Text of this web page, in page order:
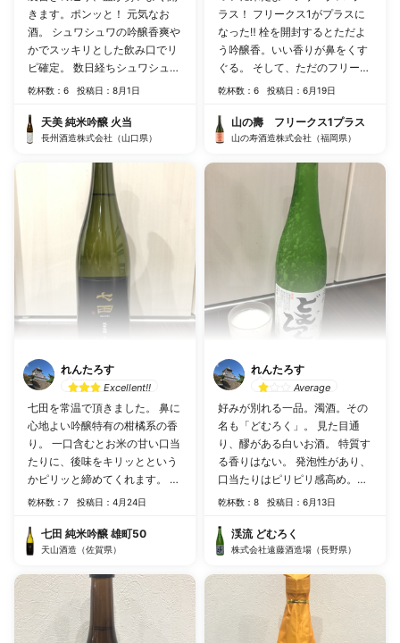
きます。ポンッと！ 元気なお
酒。 シュワシュワの吟醸香爽や
かでスッキリとした飲み口でリ
ピ確定。 数日経ちシュワシュワ
が落ちついてくると、キリッと
ても美味しい日本酒です。
乾杯数：6 投稿日：8月1日
天美 純米吟醸 火当
長州酒造株式会社（山口県）
れんたろす
Excellent!!
七田を常温で頂きました。 鼻に
心地よい吟醸特有の柑橘系の香
り。 一口含むとお米の甘い口当
たりに、後味をキリッとという
かピリッと締めてくれます。 ズ
バリ美味い！ これはリピート
乾杯数：7 投稿日：4月24日
七田 純米吟醸 雄町50
天山酒造（佐賀県）
ラス！ フリークス1がプラスに
なった‼︎ 栓を開封するとただよ
う吟醸香。いい香りが鼻をくす
ぐる。 そして、ただのフリーク
ス1と違うのがグラスに少し曇
に比べ強い刺激。舌に心地よ
い。口当たりは甘く、キリッと
止まらない。食前酒でもいいけ
ど、肉料理に合うかな。買って
間違いない一品。オススメ❗️
乾杯数：6 投稿日：6月19日
山の壽 フリークス1プラス
山の寿酒造株式会社（福岡県）
れんたろす
Average
好みが別れる一品。濁酒。その
名も「どむろく」。 見た目通
り、醪がある白いお酒。 特質す
る香りはない。 発泡性があり、
口当たりはピリピリ感高め。甘
いお酒。 醪が口に残る為、舌👅
醪が瓶に残るけど、それに水を
入れたら、再び酒になるかも❗️
乾杯数：8 投稿日：6月13日
渓流 どむろく
株式会社遠藤酒造場（長野県）